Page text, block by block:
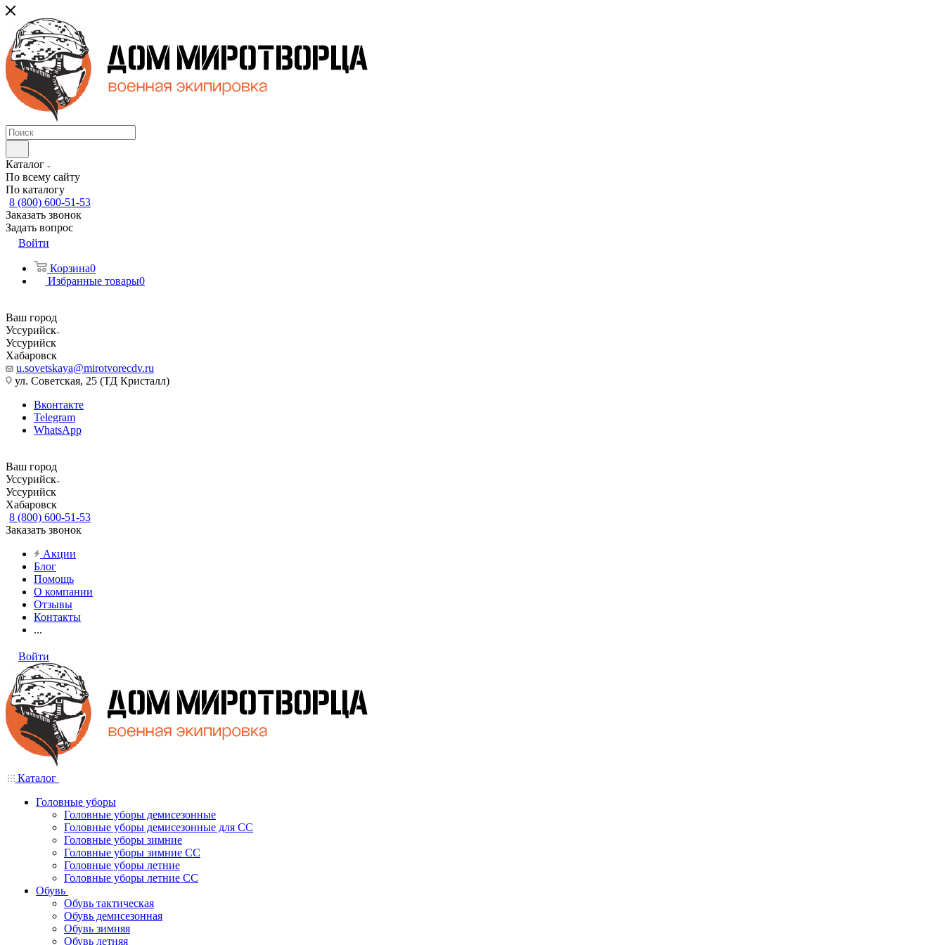
Каталог
По всему сайту
По каталогу
8 (800) 600-51-53
Заказать звонок
Задать вопрос
Войти
Корзина0
Избранные товары0
Ваш город
Уссурийск
Уссурийск
Хабаровск
u.sovetskaya@mirotvorecdv.ru
ул. Советская, 25 (ТД Кристалл)
Вконтакте
Telegram
WhatsApp
Ваш город
Уссурийск
Уссурийск
Хабаровск
8 (800) 600-51-53
Заказать звонок
Акции
Блог
Помощь
О компании
Отзывы
Контакты
...
Войти
Каталог
Головные уборы
Головные уборы демисезонные
Головные уборы демисезонные для СС
Головные уборы зимние
Головные уборы зимние СС
Головные уборы летние
Головные уборы летние СС
Обувь
Обувь тактическая
Обувь демисезонная
Обувь зимняя
Обувь летняя